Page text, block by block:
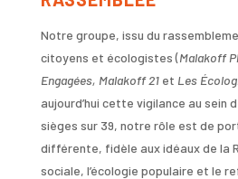
Notre groupe, issu du
citoyens et écologistes (Malakoff
Engagées, Malakoff 21 et Les
aujourd’hui cette vigilance au sein
sièges sur 39, notre rôle est de
différente, fidèle aux idéaux de la
sociale, l’écologie populaire et le